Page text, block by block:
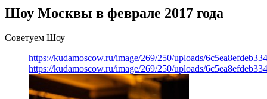
Шоу Москвы в феврале 2017 года
Советуем Шоу
https://kudamoscow.ru/image/269/250/uploads/
https://kudamoscow.ru/image/269/250/uploads/